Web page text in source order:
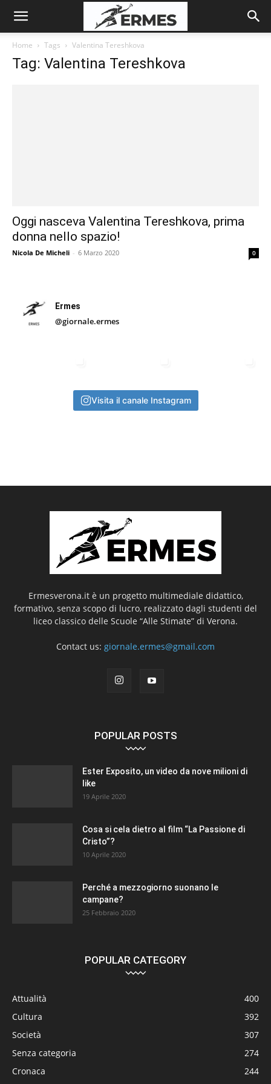
Home Tags Valentina Tereshkova
Tag: Valentina Tereshkova
Oggi nasceva Valentina Tereshkova, prima
donna nello spazio!
Nicola De Micheli - 6 Marzo 2020 0
Ermes
@giornale.ermes
Visita il canale Instagram
Ermesverona.it è un progetto multimediale didattico,
formativo, senza scopo di lucro, realizzato dagli studenti del
liceo classico delle Scuole “Alle Stimate” di Verona.
Contact us: giornale.ermes@gmail.com
POPULAR POSTS
Ester Exposito, un video da nove milioni di
like
19 Aprile 2020
Cosa si cela dietro al film “La Passione di
Cristo”?
10 Aprile 2020
Perché a mezzogiorno suonano le
campane?
25 Febbraio 2020
POPULAR CATEGORY
Attualità
400
Cultura
392
Società
307
Senza categoria
274
Cronaca
244